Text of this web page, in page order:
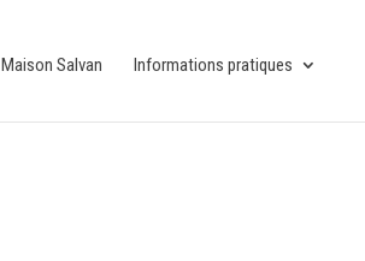
Maison Salvan Informations pratiques